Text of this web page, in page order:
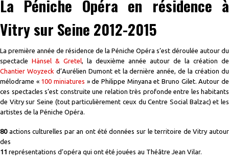
La Péniche Opéra en résidence à
Vitry sur Seine 2012-2015
La première année de résidence de la Péniche Opéra s’est déroulée autour du
spectacle Hänsel & Gretel, la deuxième année autour de la création de
Chantier Woyzeck d’Aurélien Dumont et la dernière année, de la création du
mélodrame « 100 miniatures » de Philippe Minyana et Bruno Gilet. Autour de
ces spectacles s’est construite une relation très profonde entre les habitants
de Vitry sur Seine (tout particulièrement ceux du Centre Social Balzac) et les
artistes de la Péniche Opéra.
80actions culturelles par an ont été données sur le territoire de Vitry autour
des
11 représentations d’opéra qui ont été jouées au Théâtre Jean Vilar.